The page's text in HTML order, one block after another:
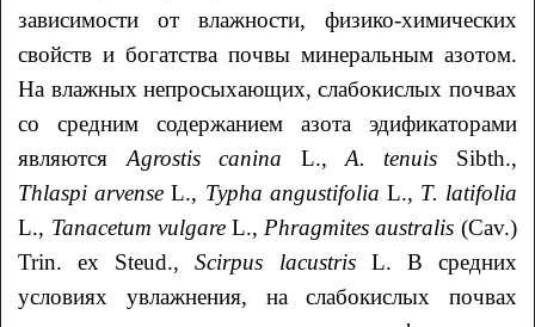
зависимости от влажности, физико-химических
свойств и богатства почвы минеральным азотом.
На влажных непросыхающих, слабокислых почвах
со средним содержанием азота эдификаторами
являются Agrostis canina L., A. tenuis Sibth.,
Thlaspi arvense L., Typha angustifolia L., T. latifolia
L., Tanacetum vulgareL., Phragmites australis (Cav.)
Trin. ex Steud.,Scirpus lacustrisL. В средних
условиях увлажнения, на слабокислых почвах